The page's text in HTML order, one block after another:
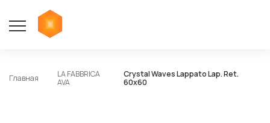
Главная
LA FABBRICA
AVA
Crystal Waves Lappato Lap. Ret.
60x60